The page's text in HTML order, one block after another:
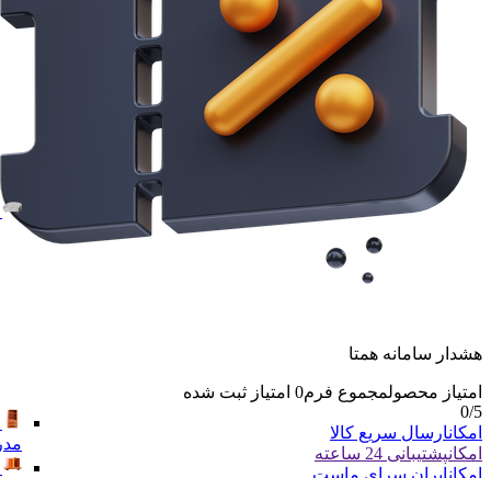
هشدار سامانه همتا
امتیاز محصولمجموع فرم0 امتیاز ثبت شده
0/5
امکانارسال سریع کالا
امکانپشتیبانی 24 ساعته
امکانایران سرای ماست